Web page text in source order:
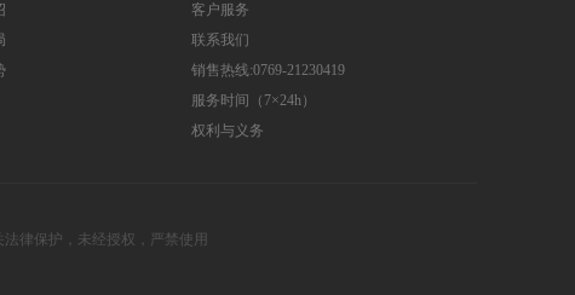
客户服务
联系我们
销售热线:0769-21230419
服务时间（7×24h）
权利与义务
法律保护，未经授权，严禁使用